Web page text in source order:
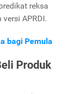
reksa
APRDI.
bagi Pemula
Produk